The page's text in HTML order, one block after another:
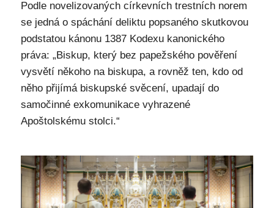
Podle novelizovaných církevních trestních norem
se jedná o spáchání deliktu popsaného skutkovou
podstatou kánonu 1387 Kodexu kanonického
práva: „Biskup, který bez papežského pověření
vysvětí někoho na biskupa, a rovněž ten, kdo od
něho přijímá biskupské svěcení, upadají do
samočinné exkomunikace vyhrazené
Apoštolskému stolci.“